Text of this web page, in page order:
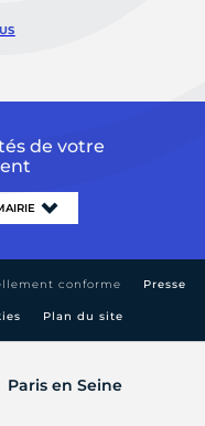
Paris en Seine
de votre
conforme Presse
Plan du site